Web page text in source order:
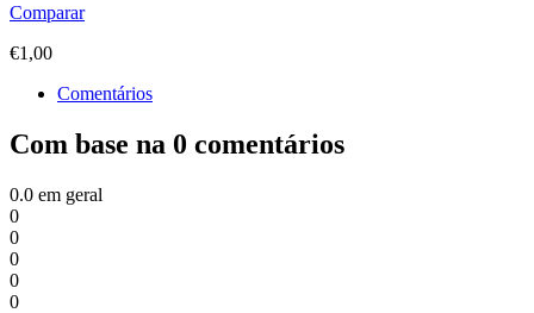
Comparar
€1,00
Comentários
Com base na 0 comentários
0.0 em geral
0
0
0
0
0